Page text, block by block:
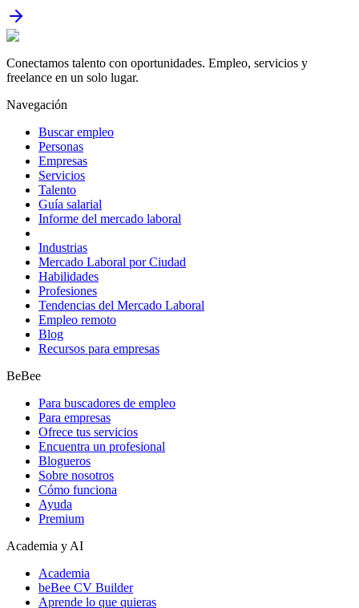
Conectamos talento con oportunidades. Empleo, servicios y
freelance en un solo lugar.
Navegación
Buscar empleo
Personas
Empresas
Servicios
Talento
Guía salarial
Informe del mercado laboral
Industrias
Mercado Laboral por Ciudad
Habilidades
Profesiones
Tendencias del Mercado Laboral
Empleo remoto
Blog
Recursos para empresas
BeBee
Para buscadores de empleo
Para empresas
Ofrece tus servicios
Encuentra un profesional
Blogueros
Sobre nosotros
Cómo funciona
Ayuda
Premium
Academia y AI
Academia
beBee CV Builder
Aprende lo que quieras